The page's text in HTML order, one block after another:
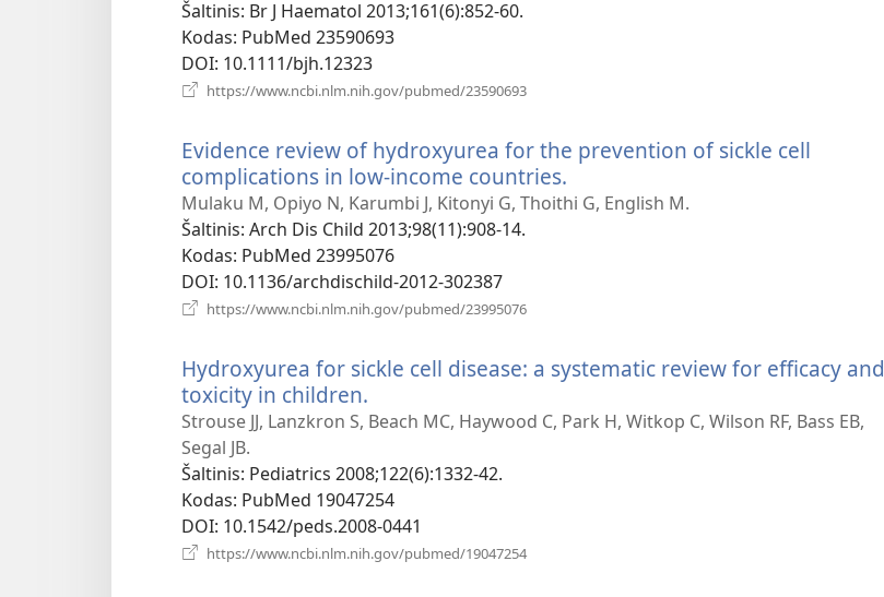
langas)
Šaltinis‎: Br J Haematol 2013;161(6):852-60.
Kodas‎: PubMed 23590693
DOI‎: 10.1111/bjh.12323
https://www.ncbi.nlm.nih.gov/pubmed/23590693
Evidence review of hydroxyurea for the prevention of sickle cell
complications in low-income countries.
naujas
Mulaku M, Opiyo N, Karumbi J, Kitonyi G, Thoithi G, English M.
Šaltinis‎: Arch Dis Child 2013;98(11):908-14.
Kodas‎: PubMed 23995076
DOI‎: 10.1136/archdischild-2012-302387
https://www.ncbi.nlm.nih.gov/pubmed/23995076
Hydroxyurea for sickle cell disease: a systematic review for efficacy and
toxicity in children.
naujas
Strouse JJ, Lanzkron S, Beach MC, Haywood C, Park H, Witkop C, Wilson RF, Bass EB,
Segal JB.
Šaltinis‎: Pediatrics 2008;122(6):1332-42.
Kodas‎: PubMed 19047254
DOI‎: 10.1542/peds.2008-0441
https://www.ncbi.nlm.nih.gov/pubmed/19047254